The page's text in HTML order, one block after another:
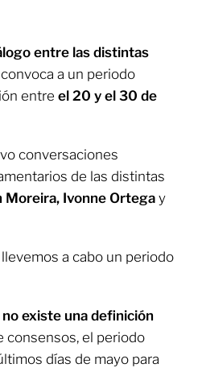
entre las distintas
a un periodo
entre el 20 y el 30 de
conversaciones
de las distintas
Moreira, Ivonne Ortegay
a cabo un periodo
no existe una definición
consensos, el periodo
días de mayo para